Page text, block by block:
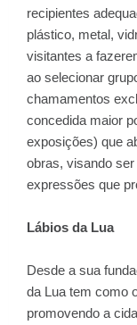
recipientes
plástico, metal,
visitantes a
ao selecionar
chamamentos
concedida maior
exposições) que
obras, visando
expressões que
Lábios da Lua
Desde a sua
da Lua tem como
promovendo a